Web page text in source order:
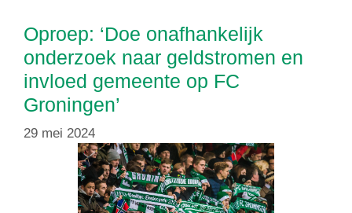
Oproep: ‘Doe onafhankelijk
onderzoek naar geldstromen en
invloed gemeente op FC
Groningen’
29 mei 2024